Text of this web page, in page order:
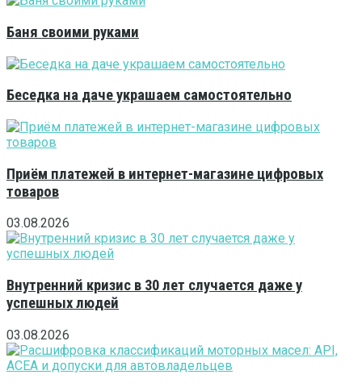
Баня своими руками
Беседка на даче украшаем самостоятельно
Приём платежей в интернет-магазине цифровых
товаров
03.08.2026
Внутренний кризис в 30 лет случается даже у
успешных людей
03.08.2026